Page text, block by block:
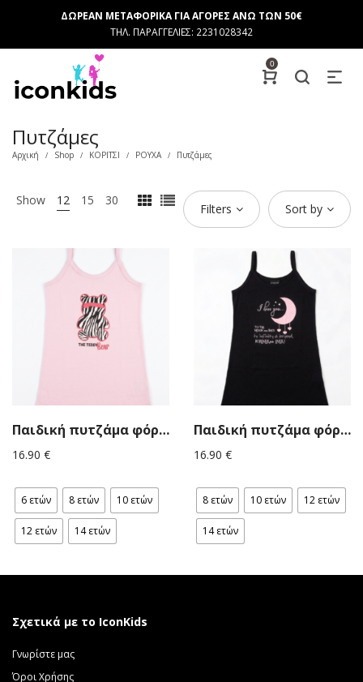
ΔΩΡΕΑΝ ΜΕΤΑΦΟΡΙΚΑ ΓΙΑ ΑΓΟΡΕΣ ΑΝΩ ΤΩΝ 50€
ΤΗΛ. ΠΑΡΑΓΓΕΛΙΕΣ: 2231028342
0
Πυτζάμες
Αρχική / Shop / ΚΟΡΙΤΣΙ / ΡΟΥΧΑ / Πυτζάμες
Show 12 15 30
Filters Sort by
Παιδική πυτζάμα φόρεμα κορίτσι ροζ Prod
16.90 €
6 ετών 8 ετών 10 ετών
12 ετών 14 ετών
Παιδική πυτζάμα φόρεμα κορίτσι μαύρο Prod
16.90 €
8 ετών 10 ετών 12 ετών
14 ετών
Σχετικά με το IconKids
Γνωρίστε μας
Όροι Χρήσης